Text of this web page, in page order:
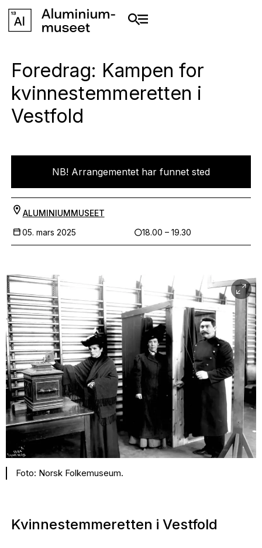
Foredrag: Kampen for
kvinnestemmeretten i
Vestfold
NB! Arrangementet har funnet sted
ALUMINIUMMUSEET
05. mars 2025
18.00 – 19.30
Foto: Norsk Folkemuseum.
Kvinnestemmeretten i Vestfold